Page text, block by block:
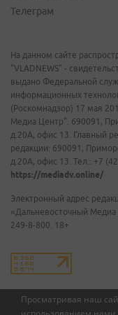
Просматривая наш
Телеграм
На данном сайте
"VLADNEWS" -
выдано Федеральной
информационных
(Роскомнадзор) 17 мая
Медиа Центр". 690091,
д.20А, офис 13. Главный
редакции: 690091,
д.20А, офис 13. Тел.: +7
https://mediadv.online/
Электронный адрес
«Дальневосточный Медиа
249-8-800. 18+